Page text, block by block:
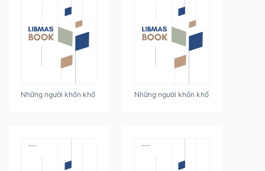
Những người khốn khổ Những người khốn khổ